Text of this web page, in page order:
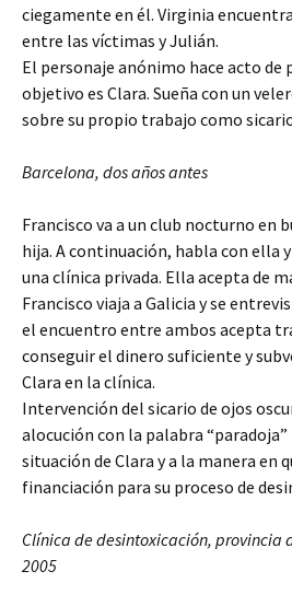
ciegamente en él. Virginia
entre las víctimas y Julián.
El personaje anónimo hace acto de
objetivo es Clara. Sueña con un
sobre su propio trabajo como
Barcelona, dos años antes
Francisco va a un club nocturno en
hija. A continuación, habla con ella
una clínica privada. Ella acepta de
Francisco viaja a Galicia y se
el encuentro entre ambos acepta
conseguir el dinero suficiente y
Clara en la clínica.
Intervención del sicario de ojos
alocución con la palabra
situación de Clara y a la manera en
financiación para su proceso de
Clínica de desintoxicación, provincia
2005